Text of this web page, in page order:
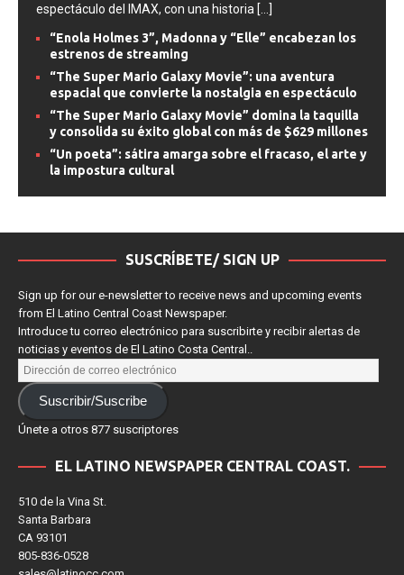
espectáculo del IMAX, con una historia [...]
“Enola Holmes 3”, Madonna y “Elle” encabezan los
estrenos de streaming
“The Super Mario Galaxy Movie”: una aventura
espacial que convierte la nostalgia en espectáculo
“The Super Mario Galaxy Movie” domina la taquilla
y consolida su éxito global con más de $629 millones
“Un poeta”: sátira amarga sobre el fracaso, el arte y
la impostura cultural
SUSCRÍBETE/ SIGN UP
Sign up for our e-newsletter to receive news and upcoming events
from El Latino Central Coast Newspaper.
Introduce tu correo electrónico para suscribirte y recibir alertas de
noticias y eventos de El Latino Costa Central..
Suscribir/Suscribe
Únete a otros 877 suscriptores
EL LATINO NEWSPAPER CENTRAL COAST.
510 de la Vina St.
Santa Barbara
CA 93101
805-836-0528